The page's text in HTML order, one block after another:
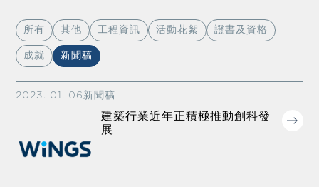
所有 其他 工程資訊 活動花絮 證書及資格
成就 新聞稿
2023. 01. 06 新聞稿
建築行業近年正積極推動創科發
展